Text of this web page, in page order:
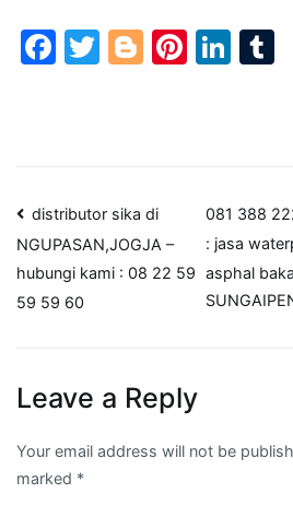
Facebook
Twitter
Blogger
Post
navigation
distributor sika di
NGUPASAN,JOGJA –
hubungi kami : 08 22 59
59 59 60
081 388
: jasa
asphal
Leave a Reply
Your email address will not be
marked *